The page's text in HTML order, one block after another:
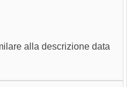
alla descrizione data